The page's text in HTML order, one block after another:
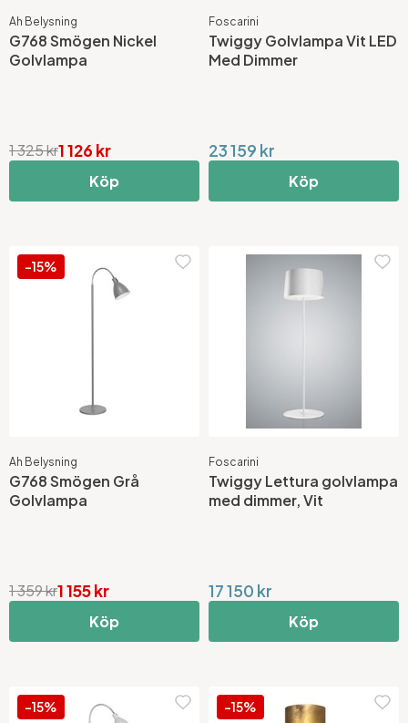
Ah Belysning
G768 Smögen Nickel
Golvlampa
1 126 kr
1 325 kr
Köp
Foscarini
Twiggy Golvlampa Vit LED
Med Dimmer
23 159 kr
Köp
-15%
Ah Belysning
G768 Smögen Grå
Golvlampa
1 155 kr
1 359 kr
Köp
Foscarini
Twiggy Lettura golvlampa
med dimmer, Vit
17 150 kr
Köp
-15% -15%